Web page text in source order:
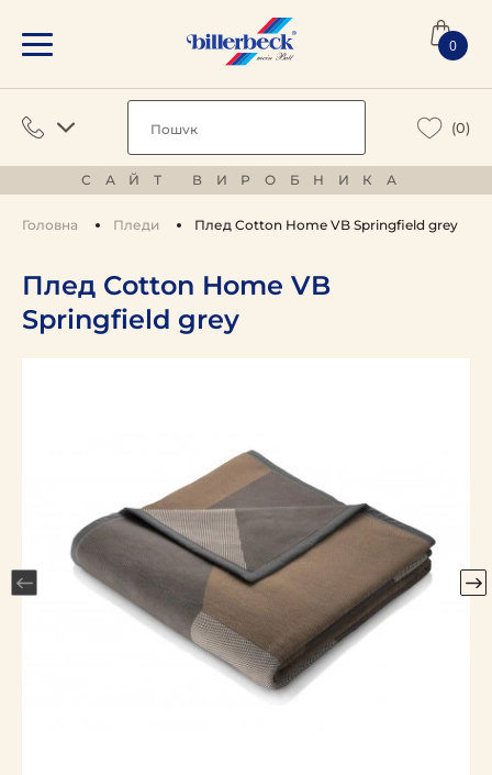
0
(0)
САЙТ ВИРОБНИКА
Головна Пледи Плед Cotton Home VB Springfield grey
Плед Cotton Home VB
Springfield grey